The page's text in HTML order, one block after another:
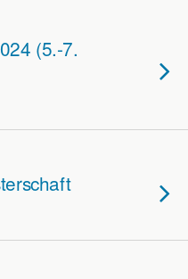
(5.-7.